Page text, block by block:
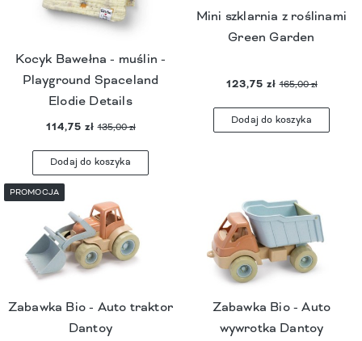
Kocyk Bawełna - muślin -
Playground Spaceland
Elodie Details
114,75 zł 135,00 zł
Dodaj do koszyka
Mini szklarnia z roślinami
Green Garden
123,75 zł 165,00 zł
Dodaj do koszyka
Zabawka Bio - Auto traktor
Dantoy
PROMOCJA
Zabawka Bio - Auto
wywrotka Dantoy